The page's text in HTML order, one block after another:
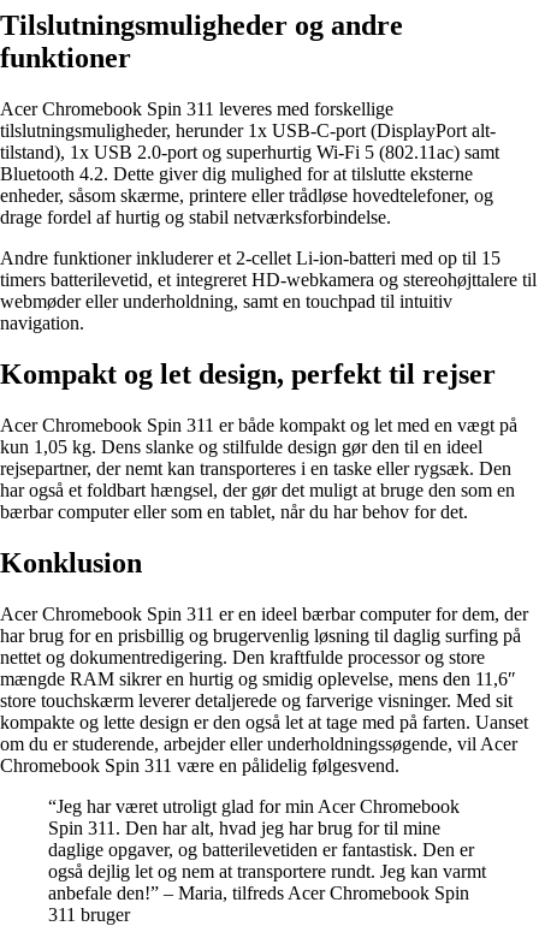
Tilslutningsmuligheder og andre
funktioner
Acer Chromebook Spin 311 leveres med forskellige
tilslutningsmuligheder, herunder 1x USB-C-port (DisplayPort alt-
tilstand), 1x USB 2.0-port og superhurtig Wi-Fi 5 (802.11ac) samt
Bluetooth 4.2. Dette giver dig mulighed for at tilslutte eksterne
enheder, såsom skærme, printere eller trådløse hovedtelefoner, og
drage fordel af hurtig og stabil netværksforbindelse.
Andre funktioner inkluderer et 2-cellet Li-ion-batteri med op til 15
timers batterilevetid, et integreret HD-webkamera og stereohøjttalere til
webmøder eller underholdning, samt en touchpad til intuitiv
navigation.
Kompakt og let design, perfekt til rejser
Acer Chromebook Spin 311 er både kompakt og let med en vægt på
kun 1,05 kg. Dens slanke og stilfulde design gør den til en ideel
rejsepartner, der nemt kan transporteres i en taske eller rygsæk. Den
har også et foldbart hængsel, der gør det muligt at bruge den som en
bærbar computer eller som en tablet, når du har behov for det.
Konklusion
Acer Chromebook Spin 311 er en ideel bærbar computer for dem, der
har brug for en prisbillig og brugervenlig løsning til daglig surfing på
nettet og dokumentredigering. Den kraftfulde processor og store
mængde RAM sikrer en hurtig og smidig oplevelse, mens den 11,6″
store touchskærm leverer detaljerede og farverige visninger. Med sit
kompakte og lette design er den også let at tage med på farten. Uanset
om du er studerende, arbejder eller underholdningssøgende, vil Acer
Chromebook Spin 311 være en pålidelig følgesvend.
“Jeg har været utroligt glad for min Acer Chromebook
Spin 311. Den har alt, hvad jeg har brug for til mine
daglige opgaver, og batterilevetiden er fantastisk. Den er
også dejlig let og nem at transportere rundt. Jeg kan varmt
anbefale den!” – Maria, tilfreds Acer Chromebook Spin
311 bruger